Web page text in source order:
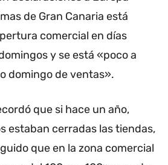
de Gran Canaria está
comercial en días
y se está «poco a
domingo de ventas».
que si hace un año,
estaban cerradas las tiendas,
que en la zona comercial